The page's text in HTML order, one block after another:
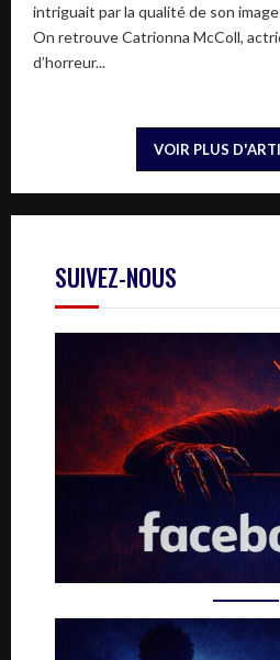
intriguait par la qualité de son
On retrouve Catrionna McColl,
d’horreur...
VOIR PLUS
SUIVEZ-NOUS